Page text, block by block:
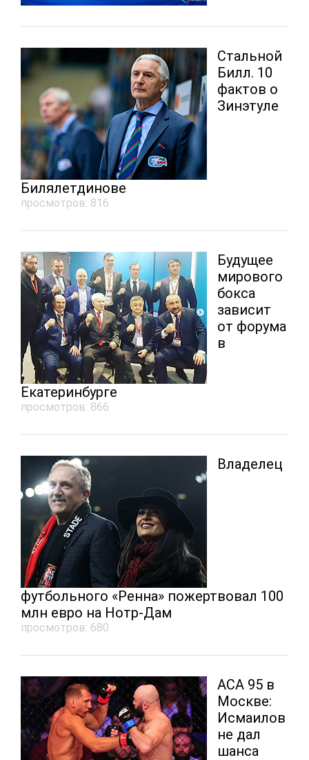
Стальной
Билл. 10
фактов о
Зинэтуле
Билялетдинове
просмотров: 816
Будущее
мирового
бокса
зависит
от форума
в
Екатеринбурге
просмотров: 866
Владелец
футбольного «Ренна» пожертвовал 100
млн евро на Нотр-Дам
просмотров: 680
ACA 95 в
Москве:
Исмаилов
не дал
шанса